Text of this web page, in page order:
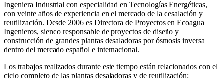
Ingeniera Industrial con especialidad en Tecnologías Energéticas,
con veinte años de experiencia en el mercado de la desalación y
reutilización. Desde 2006 es Directora de Proyectos en Ecoagua
Ingenieros, siendo responsable de proyectos de diseño y
construcción de grandes plantas desaladoras por ósmosis inversa
dentro del mercado español e internacional.
Los trabajos realizados durante este tiempo están relacionados con el
ciclo completo de las plantas desaladoras y de reutilización: